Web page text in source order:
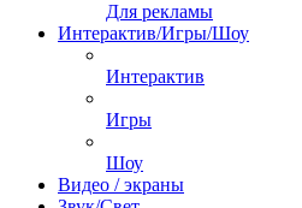
Для рекламы
Интерактив/Игры/Шоу
Интерактив
Игры
Шоу
Видео / экраны